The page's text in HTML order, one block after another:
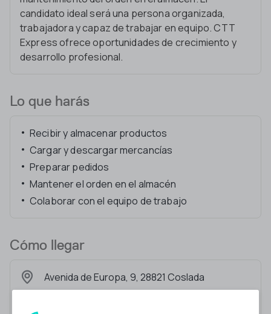
candidato ideal será una persona organizada,
trabajadora y capaz de trabajar en equipo. CTT
Express ofrece oportunidades de crecimiento y
desarrollo profesional.
Lo que harás
Recibir y almacenar productos
Cargar y descargar mercancías
Preparar pedidos
Mantener el orden en el almacén
Colaborar con el equipo de trabajo
Cómo llegar
Avenida de Europa, 9, 28821 Coslada